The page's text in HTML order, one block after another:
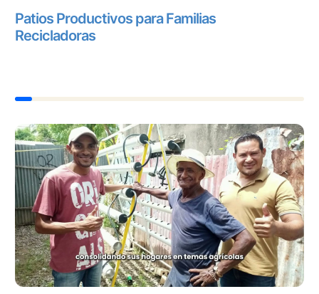
Patios Productivos para Familias
Recicladoras